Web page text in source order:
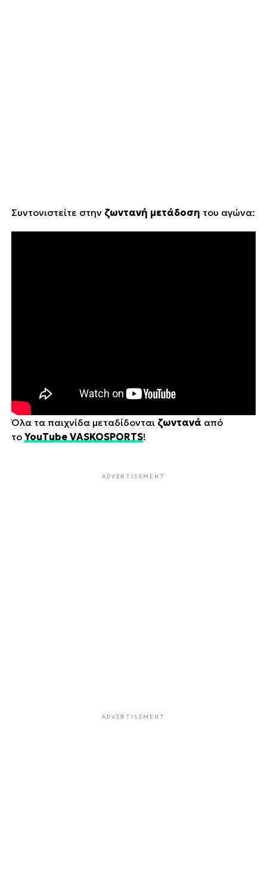
Συντονιστείτε στην ζωντανή μετάδοση του αγώνα:
Όλα τα παιχνίδα μεταδίδονται ζωντανά από
το YouTube VASKOSPORTS!
ADVERTISEMENT
ADVERTISEMENT